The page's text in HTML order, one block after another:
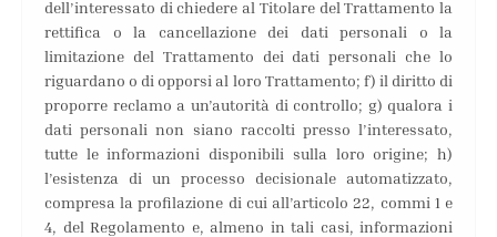
dell’interessato di chiedere al Titolare del Trattamento la
rettifica o la cancellazione dei dati personali o la
limitazione del Trattamento dei dati personali che lo
riguardano o di opporsi al loro Trattamento; f) il diritto di
proporre reclamo a un’autorità di controllo; g) qualora i
dati personali non siano raccolti presso l’interessato,
tutte le informazioni disponibili sulla loro origine; h)
l’esistenza di un processo decisionale automatizzato,
compresa la profilazione di cui all’articolo 22, commi 1 e
4, del Regolamento e, almeno in tali casi, informazioni